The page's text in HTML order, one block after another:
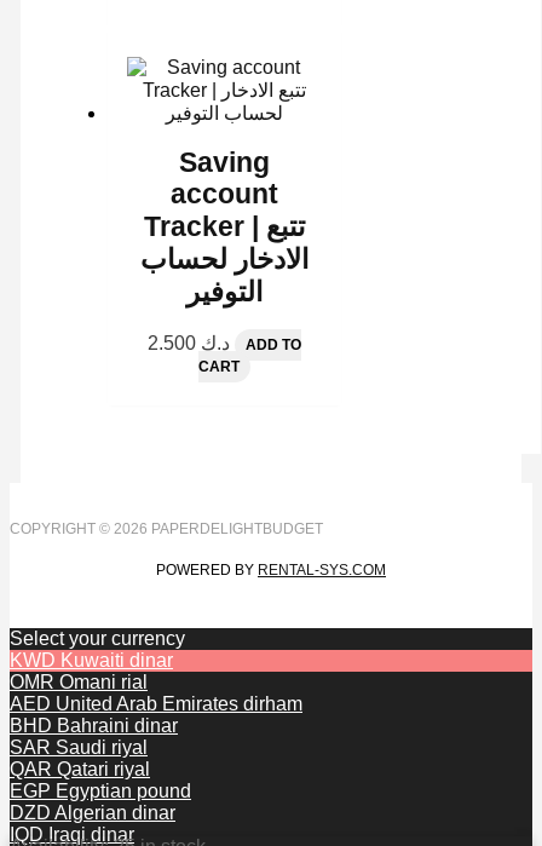
Saving
account
Tracker | تتبع
الادخار لحساب
التوفير
د.ك 2.500
ADD TO
CART
COPYRIGHT © 2026 PAPERDELIGHTBUDGET
POWERED BY RENTAL-SYS.COM
Select your currency
KWD Kuwaiti dinar
OMR Omani rial
AED United Arab Emirates dirham
BHD Bahraini dinar
SAR Saudi riyal
QAR Qatari riyal
EGP Egyptian pound
DZD Algerian dinar
IQD Iraqi dinar